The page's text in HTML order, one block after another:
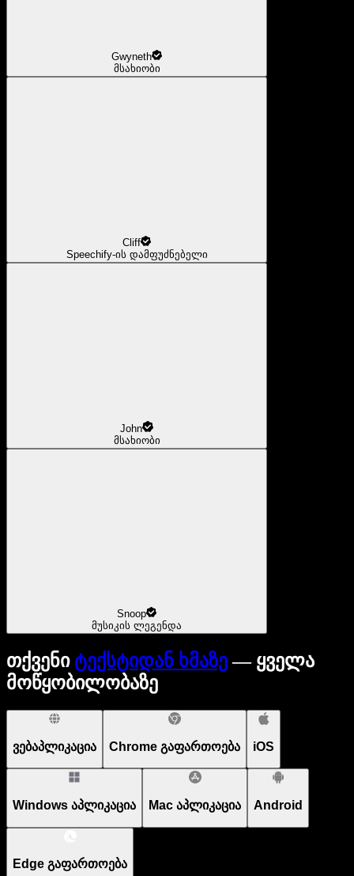
Gwyneth
მსახიობი
Cliff
Speechify-ის დამფუძნებელი
John
მსახიობი
Snoop
მუსიკის ლეგენდა
თქვენი ტექსტიდან ხმაზე— ყველა
მოწყობილობაზე
ვებაპლიკაცია Chrome გაფართოება iOS
Windows აპლიკაცია Mac აპლიკაცია Android
Edge გაფართოება